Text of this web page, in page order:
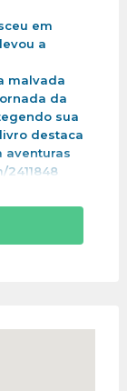
em
a
malvada
da
sua
destaca
aventuras